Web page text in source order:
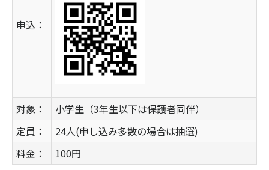
申込：
対象：
小学生（3年生以下は保護者同伴）
定員：
24人(申し込み多数の場合は抽選)
料金：
100円